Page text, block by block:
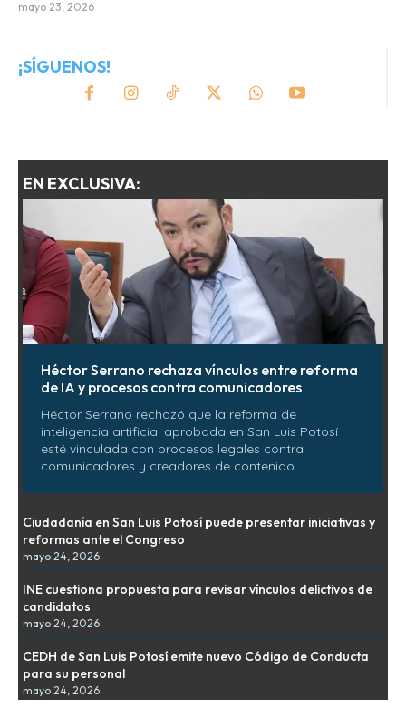
mayo 23, 2026
¡SÍGUENOS!
EN EXCLUSIVA:
Héctor Serrano rechaza vínculos entre reforma
de IA y procesos contra comunicadores
Héctor Serrano rechazó que la reforma de
inteligencia artificial aprobada en San Luis Potosí
esté vinculada con procesos legales contra
comunicadores y creadores de contenido.
Ciudadanía en San Luis Potosí puede presentar iniciativas y
reformas ante el Congreso
mayo 24, 2026
INE cuestiona propuesta para revisar vínculos delictivos de
candidatos
mayo 24, 2026
CEDH de San Luis Potosí emite nuevo Código de Conducta
para su personal
mayo 24, 2026